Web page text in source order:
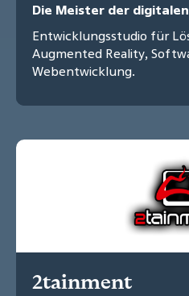
Die Meister der
Entwicklungsstudio für
Augmented Reality,
Webentwicklung.
2tainment